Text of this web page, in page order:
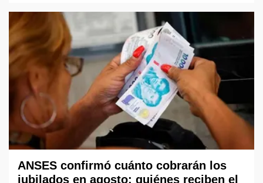
ANSES confirmó cuánto cobrarán los
jubilados en agosto: quiénes reciben el